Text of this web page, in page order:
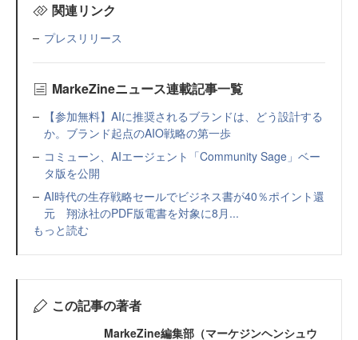
関連リンク
プレスリリース
MarkeZineニュース連載記事一覧
【参加無料】AIに推奨されるブランドは、どう設計する
か。ブランド起点のAIO戦略の第一歩
コミューン、AIエージェント「Community Sage」ベー
タ版を公開
AI時代の生存戦略セールでビジネス書が40％ポイント還
元 翔泳社のPDF版電書を対象に8月...
もっと読む
この記事の著者
MarkeZine編集部（マーケジンヘンシュウ